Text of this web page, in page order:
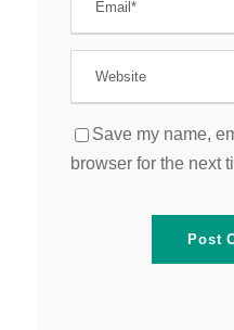
Save my name,
browser for the next